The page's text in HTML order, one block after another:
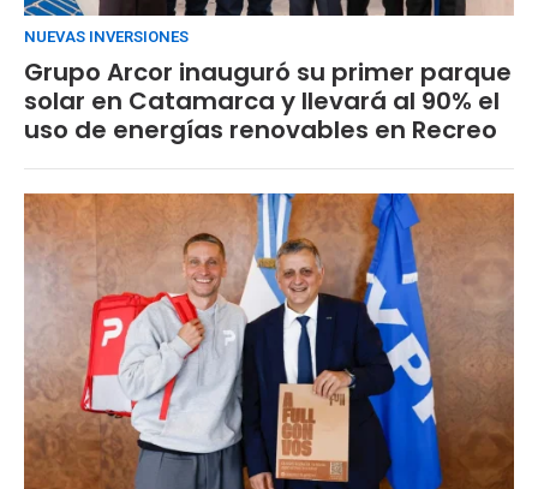
NUEVAS INVERSIONES
Grupo Arcor inauguró su primer parque
solar en Catamarca y llevará al 90% el
uso de energías renovables en Recreo